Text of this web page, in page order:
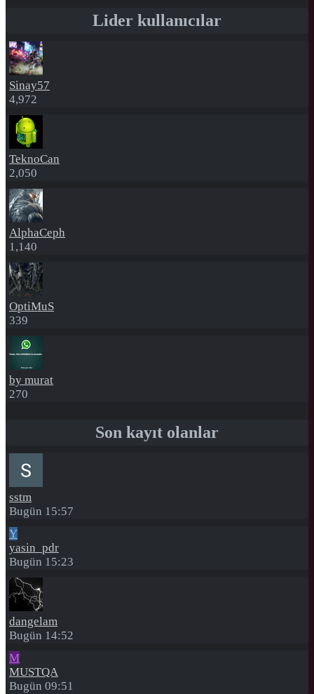
Lider kullanıcılar
Sinay57
4,972
TeknoCan
2,050
AlphaCeph
1,140
OptiMuS
339
by murat
270
Son kayıt olanlar
sstm
Bugün 15:57
Y
yasin_pdr
Bugün 15:23
dangelam
Bugün 14:52
M
MUSTQA
Bugün 09:51